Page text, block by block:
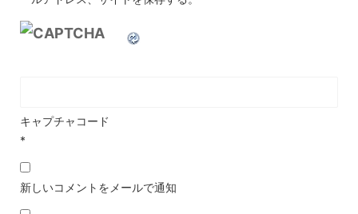
キャプチャコード
*
新しいコメントをメールで通知